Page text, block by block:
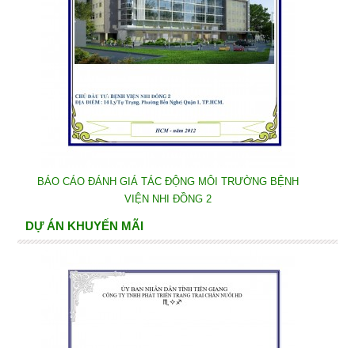
BÁO CÁO ĐÁNH GIÁ TÁC ĐỘNG MÔI TRƯỜNG BỆNH
VIỆN NHI ĐỒNG 2
DỰ ÁN KHUYẾN MÃI